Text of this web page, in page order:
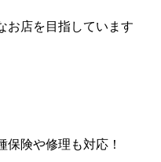
お店を目指しています
保険や修理も対応！